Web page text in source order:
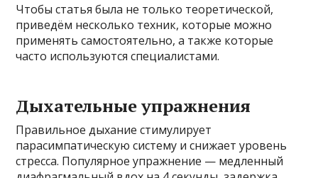
Чтобы статья была не только теоретической,
приведём несколько техник, которые можно
применять самостоятельно, а также которые
часто используются специалистами.
Дыхательные упражнения
Правильное дыхание стимулирует
парасимпатическую систему и снижает уровень
стресса. Популярное упражнение — медленный